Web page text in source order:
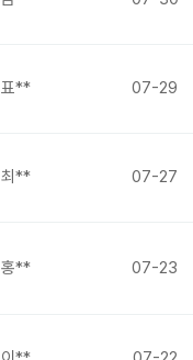
표** 07-29
최** 07-27
홍** 07-23